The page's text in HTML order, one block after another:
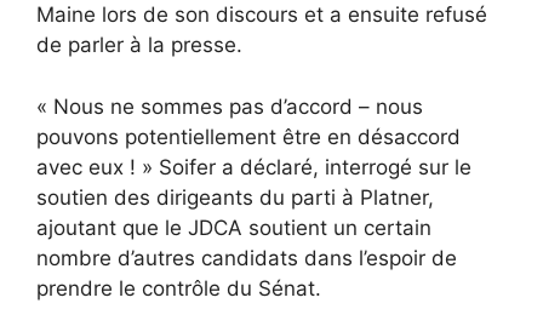
Maine lors de son discours et a ensuite refusé
de parler à la presse.
« Nous ne sommes pas d’accord – nous
pouvons potentiellement être en désaccord
avec eux ! » Soifer a déclaré, interrogé sur le
soutien des dirigeants du parti à Platner,
ajoutant que le JDCA soutient un certain
nombre d’autres candidats dans l’espoir de
prendre le contrôle du Sénat.